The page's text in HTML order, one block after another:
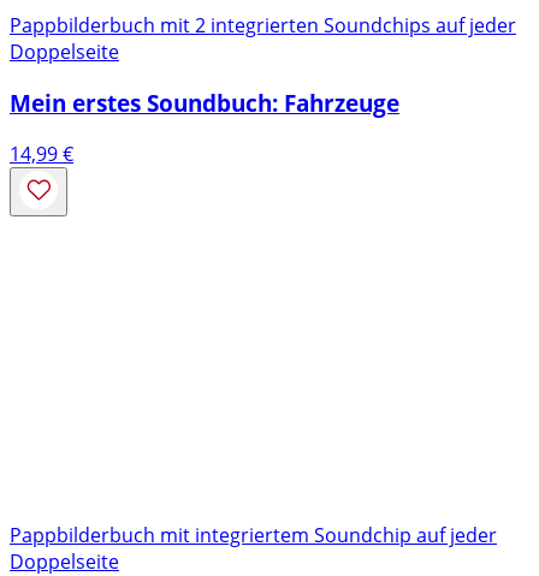
Pappbilderbuch mit 2 integrierten Soundchips auf jeder
Doppelseite
Mein erstes Soundbuch: Fahrzeuge
14,99€
Pappbilderbuch mit integriertem Soundchip auf jeder
Doppelseite